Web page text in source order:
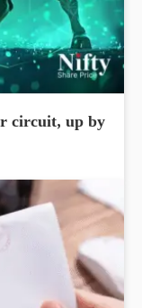
circuit, up by